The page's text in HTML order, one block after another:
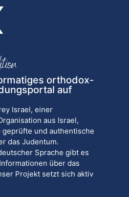
orthodox-
auf
Israel, einer
aus Israel,
und authentische
das Judentum.
Sprache gibt es
über das
Projekt setzt sich aktiv